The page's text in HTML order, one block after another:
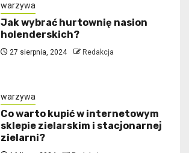
warzywa
Jak wybrać hurtownię nasion
holenderskich?
27 sierpnia, 2024 Redakcja
warzywa
Co warto kupić w internetowym
sklepie zielarskim i stacjonarnej
zielarni?